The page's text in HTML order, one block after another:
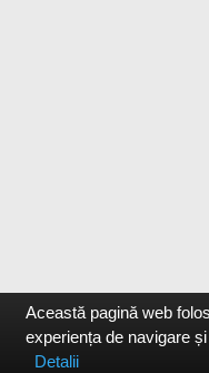
Această pagină web
experiența de navigare
Detalii